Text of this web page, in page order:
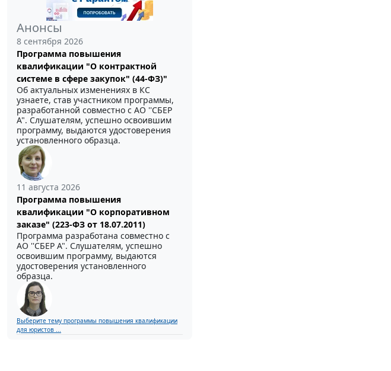
Анонсы
8 сентября 2026
Программа повышения
квалификации "О контрактной
системе в сфере закупок" (44-ФЗ)"
Об актуальных изменениях в КС
узнаете, став участником программы,
разработанной совместно с АО ''СБЕР
А". Слушателям, успешно освоившим
программу, выдаются удостоверения
установленного образца.
11 августа 2026
Программа повышения
квалификации "О корпоративном
заказе" (223-ФЗ от 18.07.2011)
Программа разработана совместно с
АО ''СБЕР А". Слушателям, успешно
освоившим программу, выдаются
удостоверения установленного
образца.
Выберите тему программы повышения квалификации
для юристов ...